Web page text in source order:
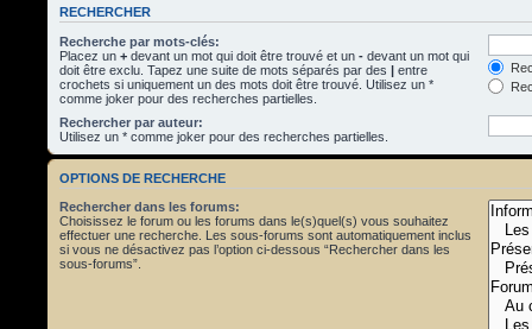
RECHERCHER
Recherche par mots-clés:
Placez un + devant un mot qui doit être trouvé et un - devant un mot qui
doit être exclu. Tapez une suite de mots séparés par des | entre
crochets si uniquement un des mots doit être trouvé. Utilisez un *
comme joker pour des recherches partielles.
Rechercher par auteur:
Utilisez un * comme joker pour des recherches partielles.
OPTIONS DE RECHERCHE
Rechercher dans les forums:
Choisissez le forum ou les forums dans le(s)quel(s) vous souhaitez
effectuer une recherche. Les sous-forums sont automatiquement inclus
si vous ne désactivez pas l’option ci-dessous “Rechercher dans les
sous-forums”.